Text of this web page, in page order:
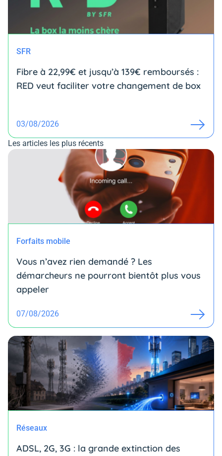
SFR
Fibre à 22,99€ et jusqu’à 139€ remboursés :
RED veut faciliter votre changement de box
03/08/2026
Les articles les plus récents
Forfaits mobile
Vous n’avez rien demandé ? Les
démarcheurs ne pourront bientôt plus vous
appeler
07/08/2026
Réseaux
ADSL, 2G, 3G : la grande extinction des